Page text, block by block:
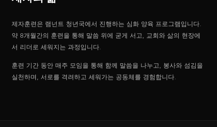
제자훈련은 램넌트 청년국에서 진행하는 심화 양육 프로그램입니다.
약 8개월간의 훈련을 통해 말씀 위에 굳게 서고, 교회와 삶의 현장에
서 리더로 세워지는 과정입니다.
훈련 기간 동안 매주 모임을 통해 함께 말씀을 나누고, 봉사와 섬김을
실천하며, 서로를 격려하고 세워가는 공동체를 경험합니다.